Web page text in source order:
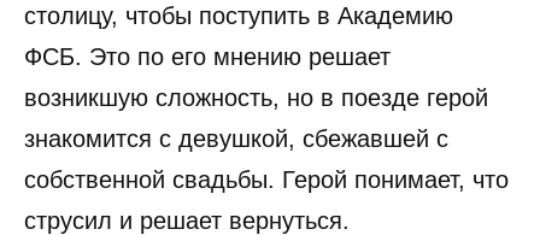
столицу, чтобы поступить в Академию
ФСБ. Это по его мнению решает
возникшую сложность, но в поезде герой
знакомится с девушкой, сбежавшей с
собственной свадьбы. Герой понимает, что
струсил и решает вернуться.